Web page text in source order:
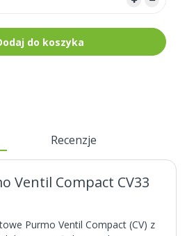
do koszyka
Recenzje
Ventil Compact CV33
Purmo Ventil Compact (CV) z